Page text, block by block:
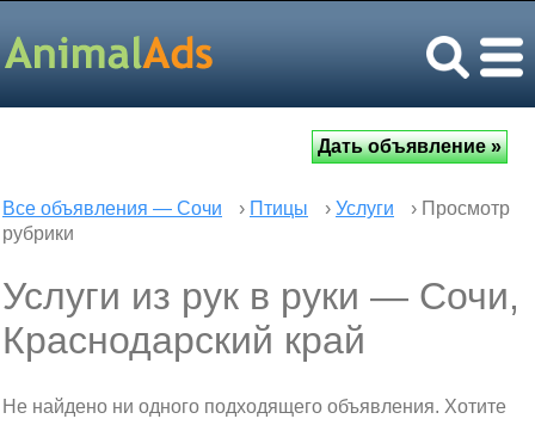
Все объявления — Сочи › Птицы › Услуги
› Просмотр
рубрики
Услуги из рук в руки — Сочи,
Краснодарский край
Не найдено ни одного подходящего объявления. Хотите